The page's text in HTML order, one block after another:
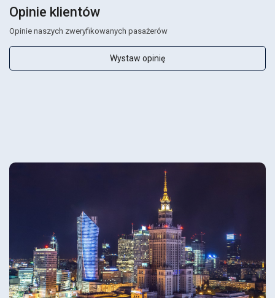
Opinie klientów
Opinie naszych zweryfikowanych pasażerów
Wystaw opinię